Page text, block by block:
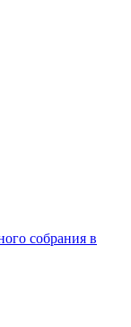
собрания в